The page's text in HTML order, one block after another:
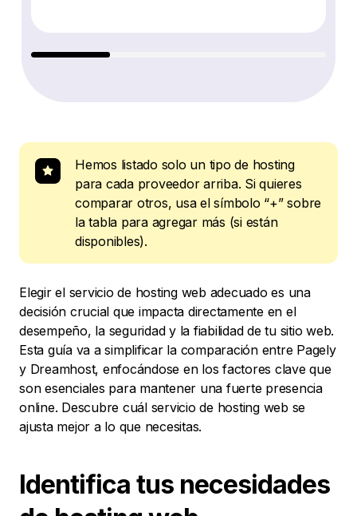
Hemos listado solo un tipo de hosting
para cada proveedor arriba. Si quieres
comparar otros, usa el símbolo “+” sobre
la tabla para agregar más (si están
disponibles).
Elegir el servicio de hosting web adecuado es una
decisión crucial que impacta directamente en el
desempeño, la seguridad y la fiabilidad de tu sitio web.
Esta guía va a simplificar la comparación entre Pagely
y Dreamhost, enfocándose en los factores clave que
son esenciales para mantener una fuerte presencia
online. Descubre cuál servicio de hosting web se
ajusta mejor a lo que necesitas.
Identifica tus necesidades